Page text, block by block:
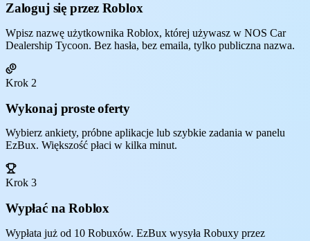
Zaloguj się przez Roblox
Wpisz nazwę użytkownika Roblox, której używasz w NOS Car
Dealership Tycoon. Bez hasła, bez emaila, tylko publiczna nazwa.
Krok 2
Wykonaj proste oferty
Wybierz ankiety, próbne aplikacje lub szybkie zadania w panelu
EzBux. Większość płaci w kilka minut.
Krok 3
Wypłać na Roblox
Wypłata już od 10 Robuxów. EzBux wysyła Robuxy przez